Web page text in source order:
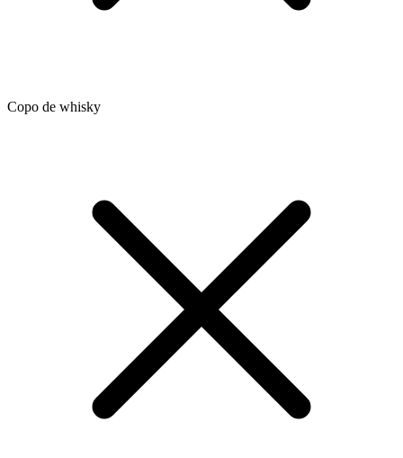
Copo de whisky